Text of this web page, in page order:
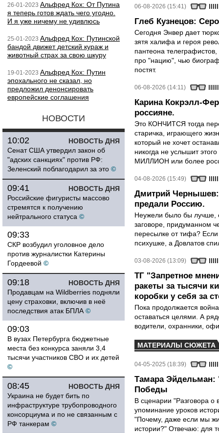
26-01-2023 Альфред Кох: От Путина
я теперь готов ждать чего угодно.
И я уже ничему не удивлюсь
25-01-2023 Альфред Кох: Путинской
бандой движет детский кураж и
животный страх за свою шкуру
19-01-2023 Альфред Кох: Путин
эпохального не сказал, но
предложил денонсировать
европейские соглашения
НОВОСТИ
НОВОСТЬ ДНЯ
10:02
Сенат США утвердил закон об
"адских санкциях" против РФ:
Зеленский поблагодарил за это ©
НОВОСТЬ ДНЯ
09:41
Российские фигуристы массово
стремятся к получению
нейтрального статуса ©
09:33
СКР возбудил уголовное дело
против журналистки Катерины
Гордеевой ©
НОВОСТЬ ДНЯ
09:18
Продавцам на Wildberries подняли
цену страховки, включив в неё
последствия атак БПЛА ©
09:03
В вузах Петербурга бюджетные
места без конкурса заняли 3,4
тысячи участников СВО и их детей
©
НОВОСТЬ ДНЯ
08:45
Украина не будет бить по
инфраструктуре трубопроводного
консорциума и по не связанным с
РФ танкерам ©
06-08-2026 (15:41)
Глеб Кузнецов:
Сегодня Энвер дает
зятя халифа и героя
пантеона
про "нацию", чью
постят.
06-08-2026 (14:11)
Карина Кокрэлл-
россияне.
Это КОНЧИТСЯ тогда
старичка, играющего
который не хочет
никогда не услышит
МИЛЛИОН или более
04-08-2026 (15:49)
Дмитрий Чернышев:
предали Россию.
Неужели было бы лучше,
заговоре, придуманном
пересылке от тифа?
психушке, а Довлатов
03-08-2026 (13:09)
ТГ "Запретное
ракеты за тысячи
коробки у себя за
Пока продолжается
оставаться целями. А
водители, охранники,
МАТЕРИАЛЫ СЮЖЕТА
04-05-2025 (18:39)
Тамара Эйдельман:
Победы
В сценарии "Разговора о
упоминание уроков
"Почему, даже если мы
истории?" Отвечаю: для